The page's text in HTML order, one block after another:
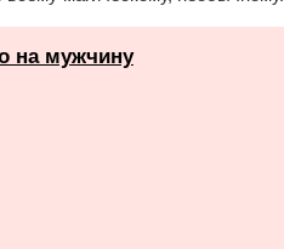
на мужчину